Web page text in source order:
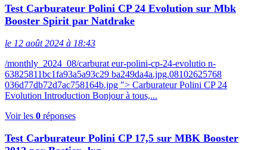
Test Carburateur Polini CP 24 Evolution sur Mbk
Booster Spirit par Natdrake
le 12 août 2024 à 18:43
/monthly_2024_08/carburat eur-polini-cp-24-evolutio n-
63825811bc1fa93a5a93c29 ba249da4a.jpg.08102625768
036d77db72d7ac758164b.jpg "> Carburateur Polini CP 24
Evolution Introduction Bonjour à tous,...
Voir les 0 réponses
Test Carburateur Polini CP 17,5 sur MBK Booster